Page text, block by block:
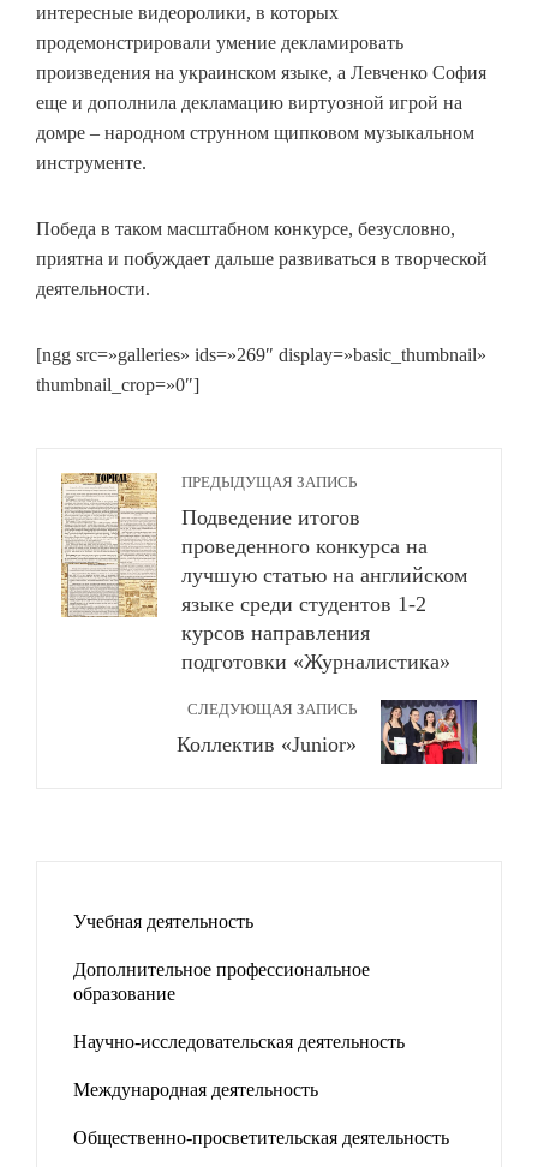
интересные видеоролики, в которых
продемонстрировали умение декламировать
произведения на украинском языке, а Левченко София
еще и дополнила декламацию виртуозной игрой на
домре – народном струнном щипковом музыкальном
инструменте.
Победа в таком масштабном конкурсе, безусловно,
приятна и побуждает дальше развиваться в творческой
деятельности.
[ngg src=»galleries» ids=»269″ display=»basic_thumbnail»
thumbnail_crop=»0″]
ПРЕДЫДУЩАЯ ЗАПИСЬ
Подведение итогов
проведенного конкурса на
лучшую статью на английском
языке среди студентов 1-2
курсов направления
подготовки «Журналистика»
СЛЕДУЮЩАЯ ЗАПИСЬ
Коллектив «Junior»
Учебная деятельность
Дополнительное профессиональное
образование
Научно-исследовательская деятельность
Международная деятельность
Общественно-просветительская деятельность